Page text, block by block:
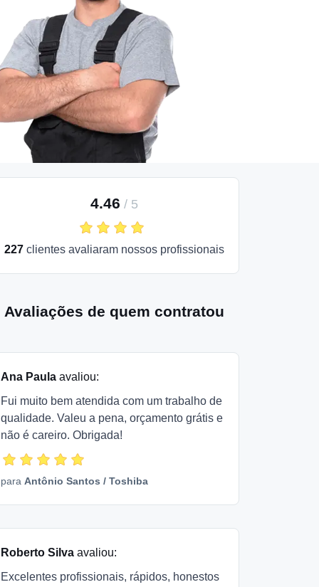
4.46 / 5
227clientes avaliaram nossos profissionais
Avaliações de quem contratou
Ana Paula avaliou:
Fui muito bem atendida com um trabalho de
qualidade. Valeu a pena, orçamento grátis e
não é careiro. Obrigada!
para Antônio Santos / Toshiba
Roberto Silva avaliou:
Excelentes profissionais, rápidos, honestos